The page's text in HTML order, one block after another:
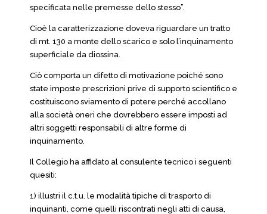
specificata nelle premesse dello stesso”.
Cioè la caratterizzazione doveva riguardare un tratto
di mt. 130 a monte dello scarico e solo l’inquinamento
superficiale da diossina.
Ciò comporta un difetto di motivazione poiché sono
state imposte prescrizioni prive di supporto scientifico e
costituiscono sviamento di potere perché accollano
alla società oneri che dovrebbero essere imposti ad
altri soggetti responsabili di altre forme di
inquinamento.
Il Collegio ha affidato al consulente tecnico i seguenti
quesiti:
1) illustri il c.t.u. le modalità tipiche di trasporto di
inquinanti, come quelli riscontrati negli atti di causa,